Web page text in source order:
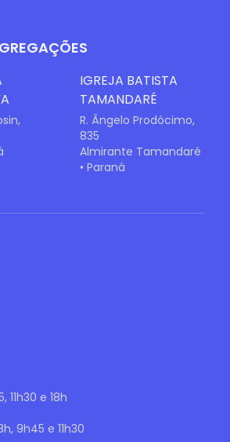
IGREJA BATISTA
TAMANDARÉ
R. Ângelo Prodócimo,
835
Almirante Tamandaré
• Paraná
e 18h
9h45 e 11h30